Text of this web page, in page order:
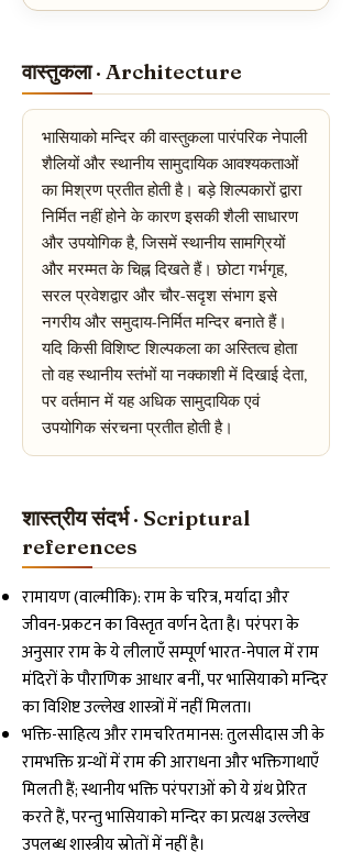
वास्तुकला · Architecture
भासियाको मन्दिर की वास्तुकला पारंपरिक नेपाली
शैलियों और स्थानीय सामुदायिक आवश्यकताओं
का मिश्रण प्रतीत होती है। बड़े शिल्पकारों द्वारा
निर्मित नहीं होने के कारण इसकी शैली साधारण
और उपयोगिक है, जिसमें स्थानीय सामग्रियों
और मरम्मत के चिह्न दिखते हैं। छोटा गर्भगृह,
सरल प्रवेशद्वार और चौर-सदृश संभाग इसे
नगरीय और समुदाय-निर्मित मन्दिर बनाते हैं।
यदि किसी विशिष्ट शिल्पकला का अस्तित्व होता
तो वह स्थानीय स्तंभों या नक्काशी में दिखाई देता,
पर वर्तमान में यह अधिक सामुदायिक एवं
उपयोगिक संरचना प्रतीत होती है।
शास्त्रीय संदर्भ · Scriptural
references
रामायण (वाल्मीकि): राम के चरित्र, मर्यादा और
जीवन-प्रकटन का विस्तृत वर्णन देता है। परंपरा के
अनुसार राम के ये लीलाएँ सम्पूर्ण भारत-नेपाल में राम
मंदिरों के पौराणिक आधार बनीं, पर भासियाको मन्दिर
का विशिष्ट उल्लेख शास्त्रों में नहीं मिलता।
भक्ति-साहित्य और रामचरितमानस: तुलसीदास जी के
रामभक्ति ग्रन्थों में राम की आराधना और भक्तिगाथाएँ
मिलती हैं; स्थानीय भक्ति परंपराओं को ये ग्रंथ प्रेरित
करते हैं, परन्तु भासियाको मन्दिर का प्रत्यक्ष उल्लेख
उपलब्ध शास्त्रीय स्रोतों में नहीं है।